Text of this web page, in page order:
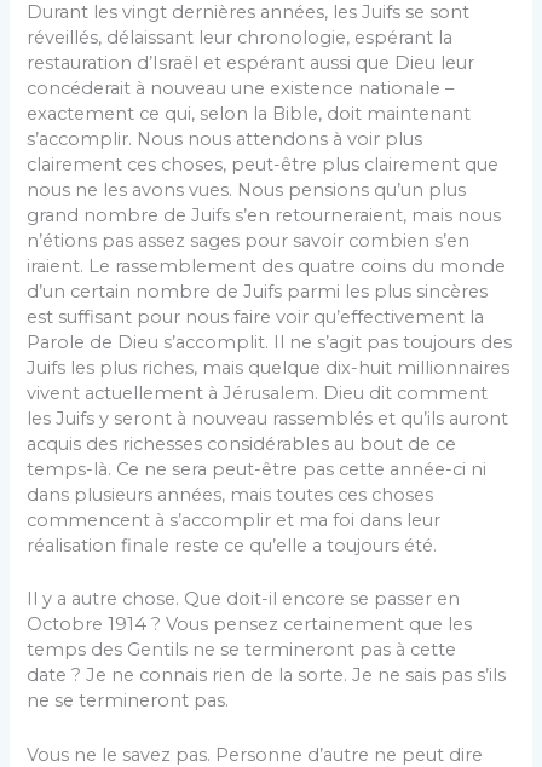
Durant les vingt dernières années, les Juifs se sont
réveillés, délaissant leur chronologie, espérant la
restauration d’Israël et espérant aussi que Dieu leur
concéderait à nouveau une existence nationale –
exactement ce qui, selon la Bible, doit maintenant
s’accomplir. Nous nous attendons à voir plus
clairement ces choses, peut-être plus clairement que
nous ne les avons vues. Nous pensions qu’un plus
grand nombre de Juifs s’en retourneraient, mais nous
n’étions pas assez sages pour savoir combien s’en
iraient. Le rassemblement des quatre coins du monde
d’un certain nombre de Juifs parmi les plus sincères
est suffisant pour nous faire voir qu’effectivement la
Parole de Dieu s’accomplit. Il ne s’agit pas toujours des
Juifs les plus riches, mais quelque dix-huit millionnaires
vivent actuellement à Jérusalem. Dieu dit comment
les Juifs y seront à nouveau rassemblés et qu’ils auront
acquis des richesses considérables au bout de ce
temps-là. Ce ne sera peut-être pas cette année-ci ni
dans plusieurs années, mais toutes ces choses
commencent à s’accomplir et ma foi dans leur
réalisation finale reste ce qu’elle a toujours été.
Il y a autre chose. Que doit-il encore se passer en
Octobre 1914 ? Vous pensez certainement que les
temps des Gentils ne se termineront pas à cette
date ? Je ne connais rien de la sorte. Je ne sais pas s’ils
ne se termineront pas.
Vous ne le savez pas. Personne d’autre ne peut dire